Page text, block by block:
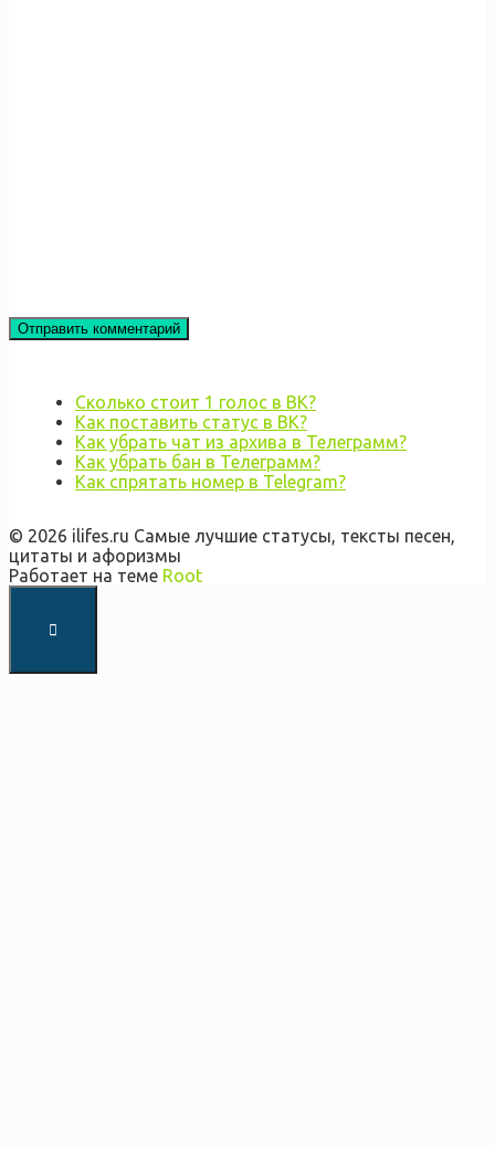
Сколько стоит 1 голос в ВК?
Как поставить статус в ВК?
Как убрать чат из архива в Телеграмм?
Как убрать бан в Телеграмм?
Как спрятать номер в Telegram?
© 2026 ilifes.ru Самые лучшие статусы, тексты песен,
цитаты и афоризмы
Работает на теме Root